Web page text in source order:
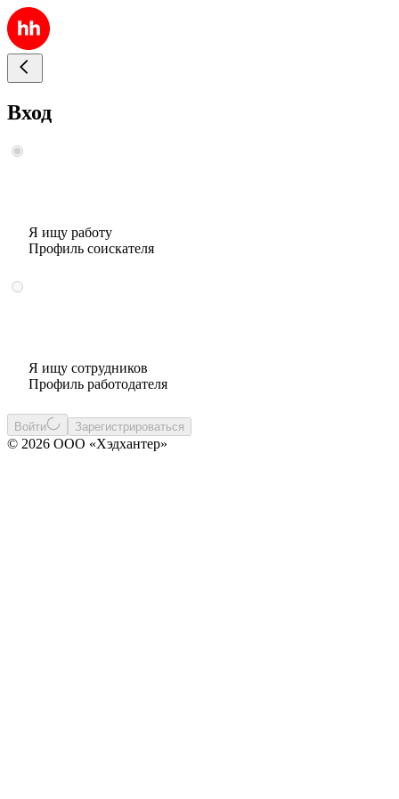
Вход
Я ищу работу
Профиль соискателя
Я ищу сотрудников
Профиль работодателя
Войти Зарегистрироваться
© 2026 ООО «Хэдхантер»